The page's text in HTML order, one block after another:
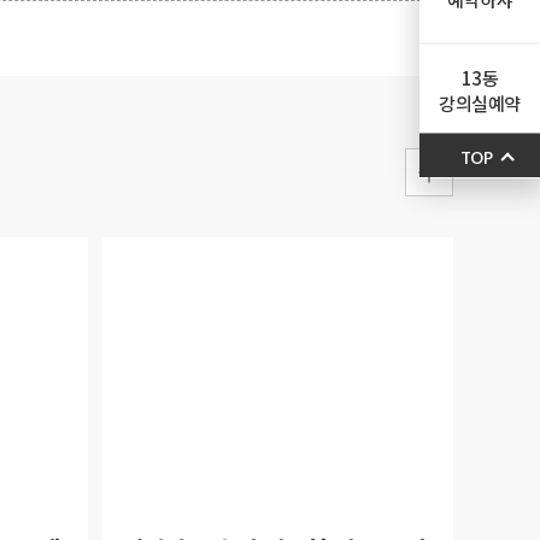
13동
강의실예약
TOP